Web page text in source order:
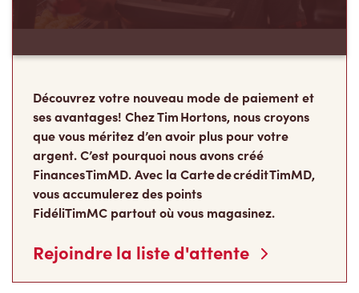
Découvrez votre nouveau mode de paiement et
ses avantages! Chez Tim Hortons, nous croyons
que vous méritez d’en avoir plus pour votre
argent. C’est pourquoi nous avons créé
Finances TimMD. Avec la Carte de crédit TimMD,
vous accumulerez des points
FidéliTimMC partout où vous magasinez.
Rejoindre la liste d'attente